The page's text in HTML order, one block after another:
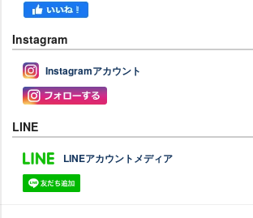
Instagram
Instagramアカウント
LINE
LINEアカウントメディア